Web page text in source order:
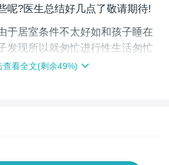
呢?医生总结好几点了敬请期待!
于居室条件不太好如和孩子睡在
发现所以就匆忙进行性生活匆忙
容易出现阳痿问题的。
现阳痿的概率会大很多的。
查看全文(剩余49%)